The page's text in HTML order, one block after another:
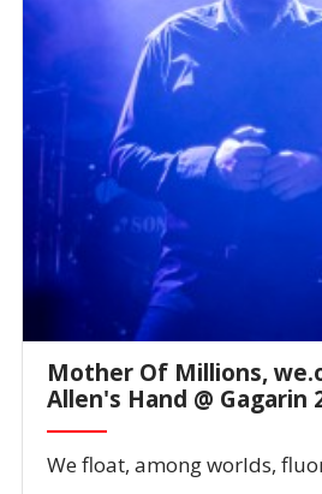
Mother Of Millions,
Allen's Hand @ Gagarin
We float, among worlds,